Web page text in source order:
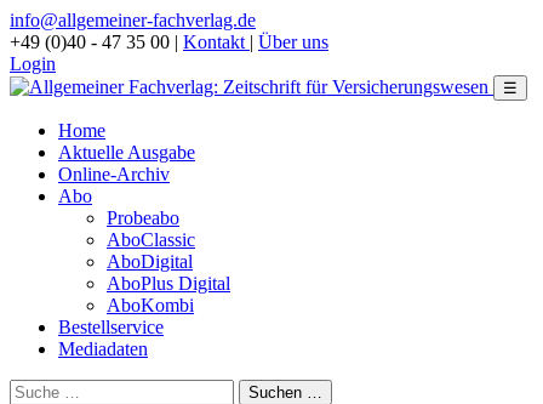
info@allgemeiner-fachverlag.de
+49 (0)40 - 47 35 00 | Kontakt | Über uns
Login
☰
Home
Aktuelle Ausgabe
Online-Archiv
Abo
Probeabo
AboClassic
AboDigital
AboPlus Digital
AboKombi
Bestellservice
Mediadaten